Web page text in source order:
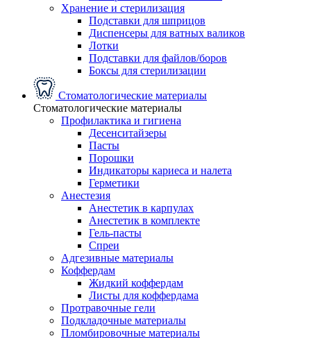
Хранение и стерилизация
Подставки для шприцов
Диспенсеры для ватных валиков
Лотки
Подставки для файлов/боров
Боксы для стерилизации
Стоматологические материалы
Стоматологические материалы
Профилактика и гигиена
Десенситайзеры
Пасты
Порошки
Индикаторы кариеса и налета
Герметики
Анестезия
Анестетик в карпулах
Анестетик в комплекте
Гель-пасты
Спреи
Адгезивные материалы
Коффердам
Жидкий коффердам
Листы для коффердама
Протравочные гели
Подкладочные материалы
Пломбировочные материалы